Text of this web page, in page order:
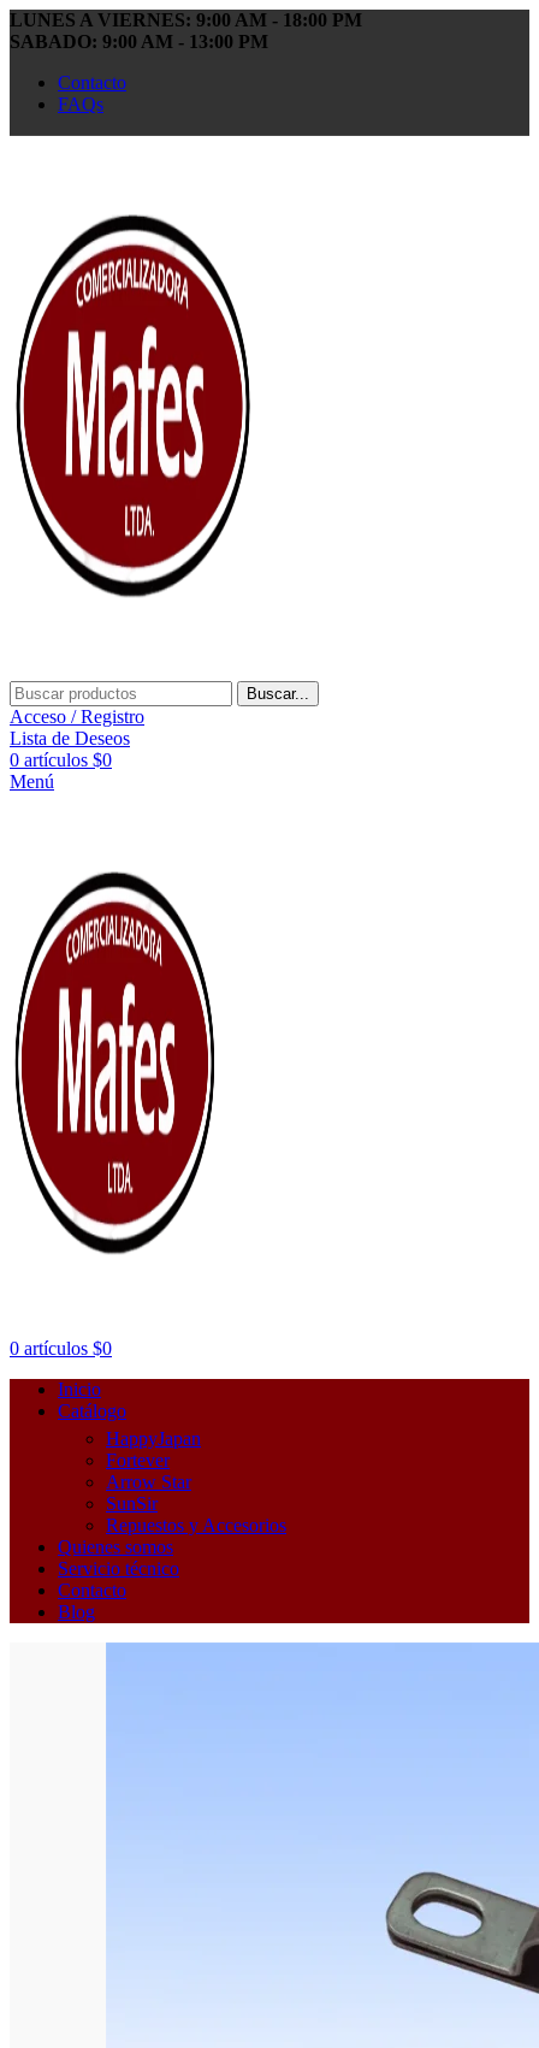
LUNES A VIERNES: 9:00 AM - 18:00 PM
SABADO: 9:00 AM - 13:00 PM
Contacto
FAQs
Buscar...
Acceso / Registro
Lista de Deseos
0 artículos $0
Menú
0 artículos $0
Inicio
Catálogo
HappyJapan
Fortever
Arrow Star
SunSir
Repuestos y Accesorios
Quienes somos
Servicio técnico
Contacto
Blog